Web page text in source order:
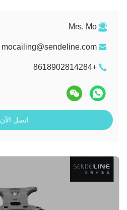
Mrs. Mo
mocailing@sendeline.com
+8618902814284
اتصل الآن